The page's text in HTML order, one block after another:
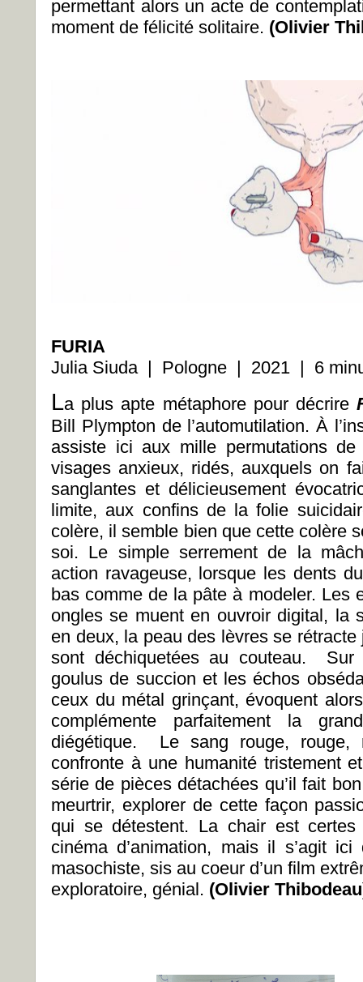
permettant alors un acte de
moment de félicité solitaire. (Olivier
FURIA
Julia Siuda | Pologne | 2021 | 6
La plus apte métaphore pour décrire
Bill Plympton de l’automutilation. À
assiste ici aux mille permutations
visages anxieux, ridés, auxquels on
sanglantes et délicieusement
limite, aux confins de la folie
colère, il semble bien que cette colère
soi. Le simple serrement de la
action ravageuse, lorsque les dents
bas comme de la pâte à modeler. Les
ongles se muent en ouvroir digital, la
en deux, la peau des lèvres se rétracte
sont déchiquetées au couteau.
goulus de succion et les échos
ceux du métal grinçant, évoquent
complémente parfaitement la
diégétique. Le sang rouge,
confronte à une humanité tristement
série de pièces détachées qu’il fait
meurtrir, explorer de cette façon
qui se détestent. La chair est
cinéma d’animation, mais il s’agit
masochiste, sis au coeur d’un film
exploratoire, génial. (Olivier